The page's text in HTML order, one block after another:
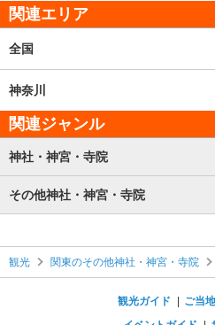
関連エリア
全国
神奈川
関連ジャンル
神社・神宮・寺院
その他神社・神宮・寺院
観光 関東のその他神社・神宮・寺院
観光ガイド
ご当